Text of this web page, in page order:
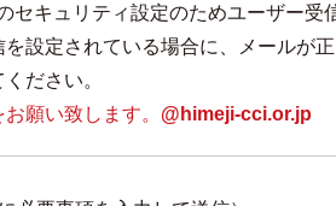
セキュリティ設定のためユーザー受
設定されている場合に、メールが
ださい。
願い致します。 @himeji-cci.or.jp